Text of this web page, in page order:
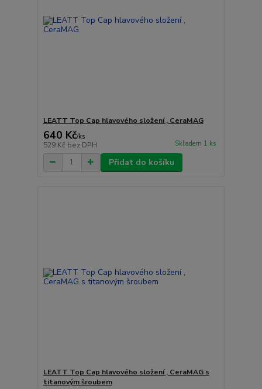
LEATT Top Cap hlavového složení , CeraMAG
640 Kč/ks
529 Kč bez DPH Skladem 1 ks
Přidat do košíku
LEATT Top Cap hlavového složení , CeraMAG s
titanovým šroubem